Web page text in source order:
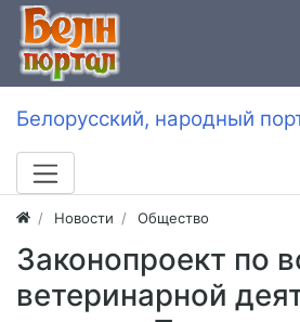
Белорусский, народный
Новости Общество
Законопроект по
ветеринарной